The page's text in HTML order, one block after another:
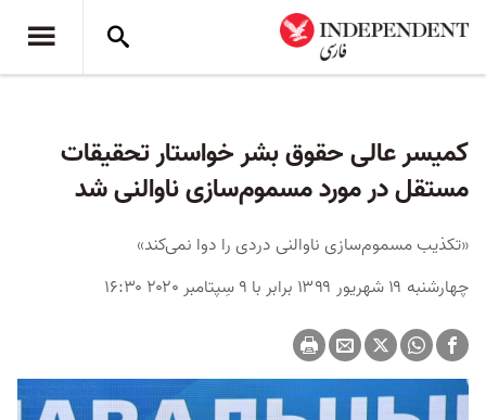
کمیسر عالی حقوق بشر خواستار تحقیقات
مستقل در مورد مسموم‌سازی ناوالنی شد
«تکذیب مسموم‌سازی ناوالنی دردی را دوا نمی‌کند»
چهارشنبه ۱۹ شهریور ۱۳۹۹ برابر با ۹ سِپتامبر ۲۰۲۰ ۱۶:۳۰